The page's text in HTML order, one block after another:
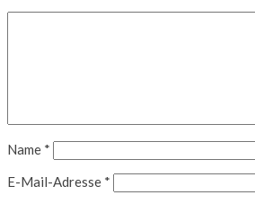
Name *
E-Mail-Adresse *